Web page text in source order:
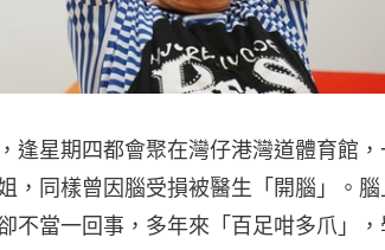
逢星期四都會聚在灣仔港灣道體育館
，同樣曾因腦受損被醫生「開腦」。
不當一回事，多年來「百足咁多爪」，